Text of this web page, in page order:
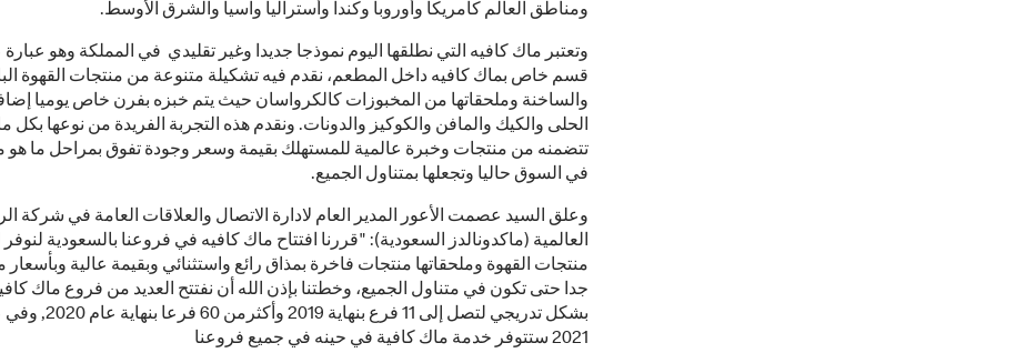
ومناطق العالم كأمريكا وأوروبا وكندا وأستراليا وآسيا والشرق الأوسط.
وتعتبر ماك كافيه التي نطلقها اليوم نموذجا جديدا وغير تقليدي في المملكة وهو
قسم خاص بماك كافيه داخل المطعم، نقدم فيه تشكيلة متنوعة من منتجات القهوة
والساخنة وملحقاتها من المخبوزات كالكرواسان حيث يتم خبزه بفرن خاص يوميا
الحلى والكيك والمافن والكوكيز والدونات. ونقدم هذه التجربة الفريدة من نوعها بكل
تتضمنه من منتجات وخبرة عالمية للمستهلك بقيمة وسعر وجودة تفوق بمراحل ما هو
في السوق حاليا وتجعلها بمتناول الجميع.
وعلق السيد عصمت الأعور المدير العام لادارة الاتصال والعلاقات العامة في شركة
العالمية (ماكدونالدز السعودية): "قررنا افتتاح ماك كافيه في فروعنا بالسعودية
منتجات القهوة وملحقاتها منتجات فاخرة بمذاق رائع واستثنائي وبقيمة عالية وبأسعار
جدا حتى تكون في متناول الجميع، وخطتنا بإذن الله أن نفتتح العديد من فروع ماك
بشكل تدريجي لتصل إلى 11 فرع بنهاية 2019 وأكثرمن
2021 ستتوفر خدمة ماك كافية في حينه في جميع فروعنا